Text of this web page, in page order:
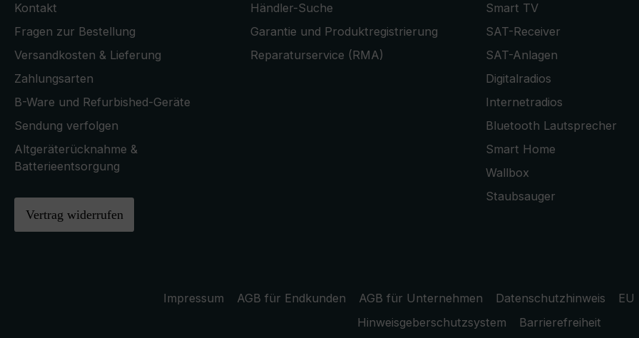
Kontakt
Fragen zur Bestellung
Versandkosten & Lieferung
Zahlungsarten
B-Ware und Refurbished-Geräte
Sendung verfolgen
Altgeräterücknahme &
Batterieentsorgung
Vertrag widerrufen
Händler-Suche
Garantie und Produktregistrierung
Reparaturservice (RMA)
Smart TV
SAT-Receiver
SAT-Anlagen
Digitalradios
Internetradios
Bluetooth Lautsprecher
Smart Home
Wallbox
Staubsauger
Impressum AGB für Endkunden AGB für Unternehmen Datenschutzhinweis
Hinweisgeberschutzsystem
Barrierefreiheit